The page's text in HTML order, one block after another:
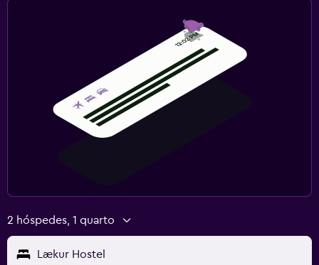
2 hóspedes, 1 quarto
Lækur Hostel